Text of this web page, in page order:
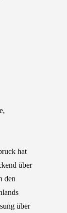
,
hat
über
den
über